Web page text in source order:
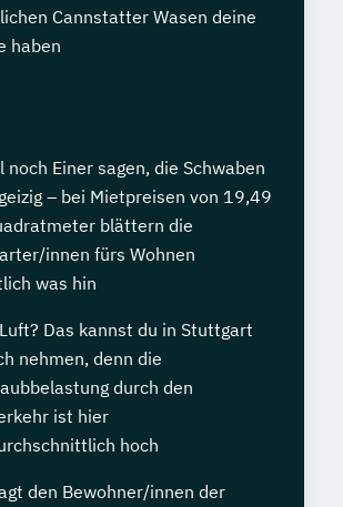
Cannstatter Wasen deine
haben
noch Einer sagen, die Schwaben
– bei Mietpreisen von 19,49
blättern die
innen fürs Wohnen
was hin
Das kannst du in Stuttgart
nehmen, denn die
durch den
ist hier
hoch
den Bewohner/innen der